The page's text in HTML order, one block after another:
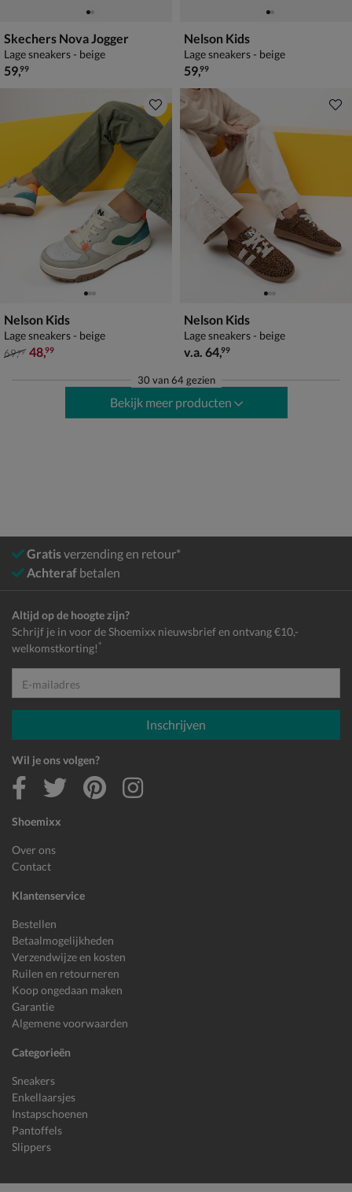
Skechers Nova Jogger
Lage sneakers - beige
€ 59,99
59,99
Nelson Kids
Lage sneakers - beige
€ 59,99
59,99
Nelson Kids
Lage sneakers - beige
van € 69,99 voor € 48,99
69,99 48,99
Nelson Kids
Lage sneakers - beige
vanaf € 64,99
v.a. 64,99
30 van64 gezien
Bekijk meer producten
Gratisverzending en retour*
Achteraf betalen
Shoemixx
Over ons
Contact
Klantenservice
Bestellen
Betaalmogelijkheden
Verzendwijze en kosten
Ruilen en retourneren
Koop ongedaan maken
Garantie
Algemene voorwaarden
Categorieën
Sneakers
Enkellaarsjes
Instapschoenen
Pantoffels
Slippers
Altijd op de hoogte zijn?
Schrijf je in voor de Shoemixx nieuwsbrief en ontvang €10,-
welkomstkorting! *
E-mailadres
Inschrijven
Wil je ons volgen?